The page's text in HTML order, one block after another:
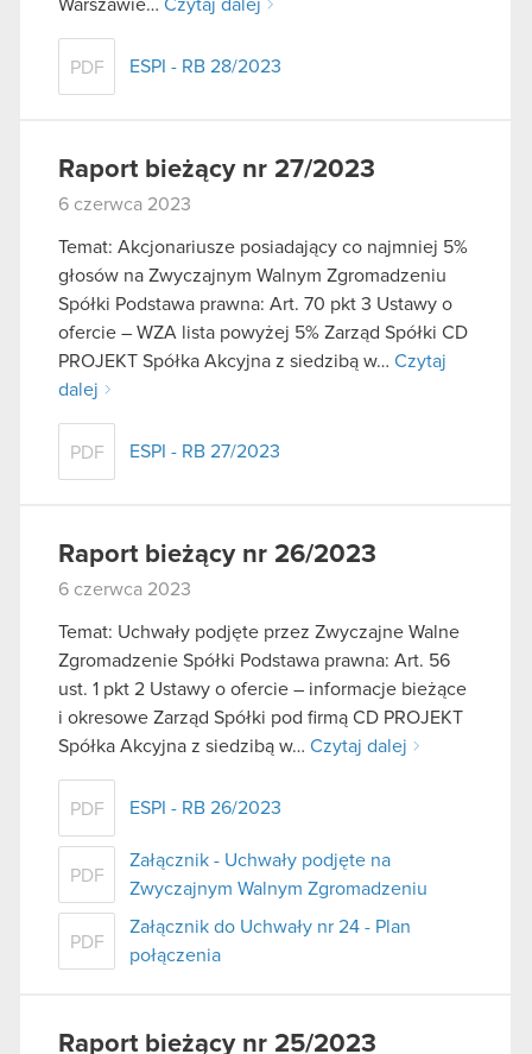
Warszawie… Czytaj dalej
PDF ESPI - RB 28/2023
Raport bieżący nr 27/2023
6 czerwca 2023
Temat: Akcjonariusze posiadający co najmniej 5%
głosów na Zwyczajnym Walnym Zgromadzeniu
Spółki Podstawa prawna: Art. 70 pkt 3 Ustawy o
ofercie – WZA lista powyżej 5% Zarząd Spółki CD
PROJEKT Spółka Akcyjna z siedzibą w… Czytaj
dalej
PDF ESPI - RB 27/2023
Raport bieżący nr 26/2023
6 czerwca 2023
Temat: Uchwały podjęte przez Zwyczajne Walne
Zgromadzenie Spółki Podstawa prawna: Art. 56
ust. 1 pkt 2 Ustawy o ofercie – informacje bieżące
i okresowe Zarząd Spółki pod firmą CD PROJEKT
Spółka Akcyjna z siedzibą w… Czytaj dalej
PDF ESPI - RB 26/2023
PDF
Załącznik - Uchwały podjęte na
Zwyczajnym Walnym Zgromadzeniu
PDF
Załącznik do Uchwały nr 24 - Plan
połączenia
Raport bieżący nr 25/2023